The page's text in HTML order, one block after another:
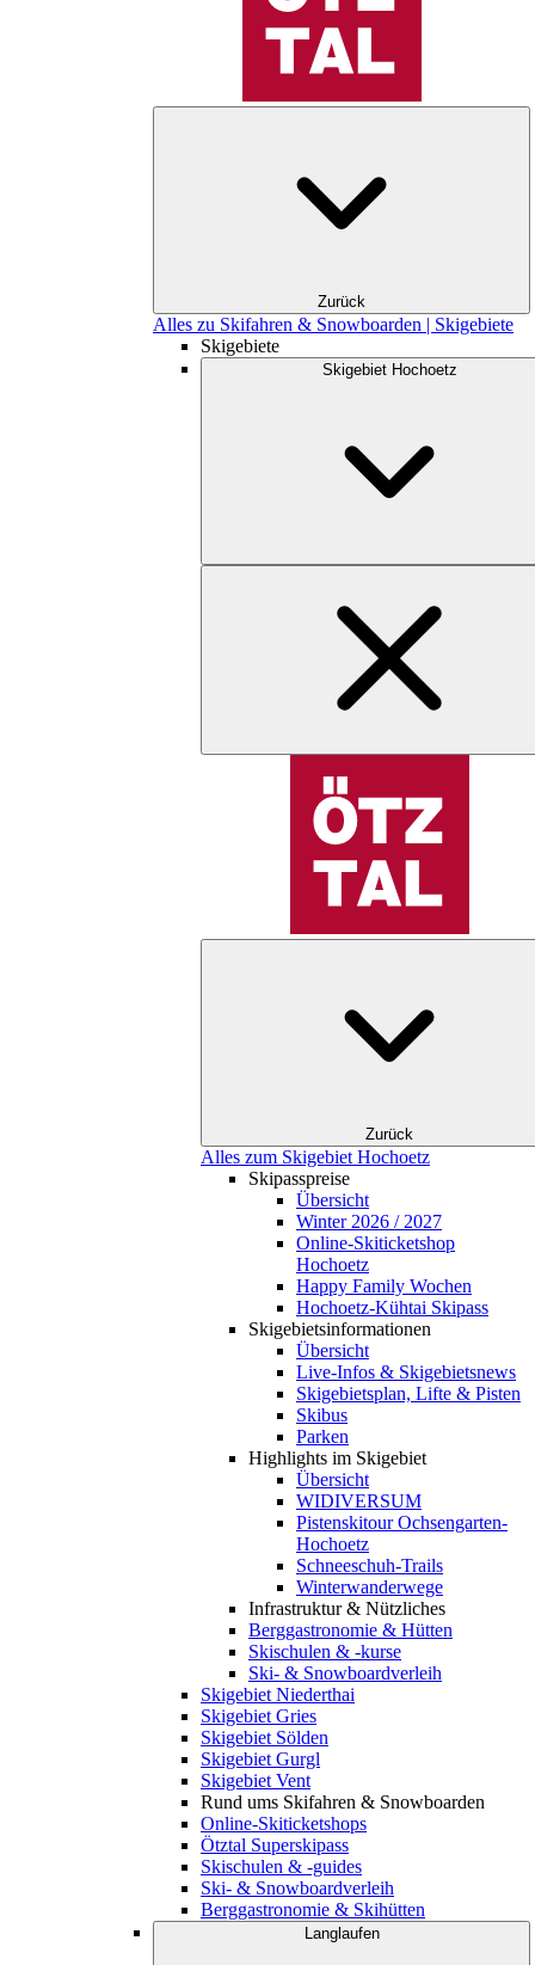
Zurück
Alles zu Skifahren & Snowboarden | Skigebiete
Skigebiete
Skigebiet Hochoetz
Zurück
Alles zum Skigebiet Hochoetz
Skipasspreise
Übersicht
Winter 2026 / 2027
Online-Skiticketshop
Hochoetz
Happy Family Wochen
Hochoetz-Kühtai Skipass
Skigebietsinformationen
Übersicht
Live-Infos & Skigebietsnews
Skigebietsplan, Lifte & Pisten
Skibus
Parken
Highlights im Skigebiet
Übersicht
WIDIVERSUM
Pistenskitour Ochsengarten-
Hochoetz
Schneeschuh-Trails
Winterwanderwege
Infrastruktur & Nützliches
Berggastronomie & Hütten
Skischulen & -kurse
Ski- & Snowboardverleih
Skigebiet Niederthai
Skigebiet Gries
Skigebiet Sölden
Skigebiet Gurgl
Skigebiet Vent
Rund ums Skifahren & Snowboarden
Online-Skiticketshops
Ötztal Superskipass
Skischulen & -guides
Ski- & Snowboardverleih
Berggastronomie & Skihütten
Langlaufen